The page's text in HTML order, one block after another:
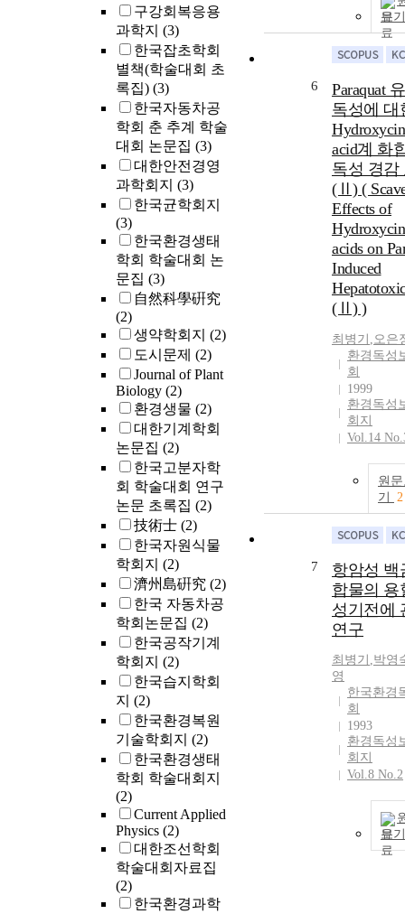
구강회복응용
과학지 (3)
한국잡초학회
별책(학술대회 초
록집) (3)
한국자동차공
학회 춘 추계 학술
대회 논문집 (3)
대한안전경영
과학회지 (3)
한국균학회지
(3)
한국환경생태
학회 학술대회 논
문집 (3)
自然科學硏究
(2)
생약학회지 (2)
도시문제 (2)
Journal of Plant
Biology (2)
환경생물 (2)
대한기계학회
논문집 (2)
한국고분자학
회 학술대회 연구
논문 초록집 (2)
技術士 (2)
한국자원식물
학회지 (2)
濟州島硏究 (2)
한국 자동차공
학회논문집 (2)
한국공작기계
학회지 (2)
한국습지학회
지 (2)
한국환경복원
기술학회지 (2)
한국환경생태
학회 학술대회지
(2)
Current Applied
Physics (2)
대한조선학회
학술대회자료집
(2)
한국환경과학
보기
6
Paraquat
독성에 대
acid계 화
독성 경감
(Ⅱ) (
Effects of
acids on
Induced
(Ⅱ) )
최병기 ,오은
환경독성
회
1999
환경독성
회지
Vol.14
원
기
2
7
항암성 백
합물의 용
성기전에
연구
최병기 ,박영
영
한국환경
회
1993
환경독성
회지
Vol.8 No.2
보기